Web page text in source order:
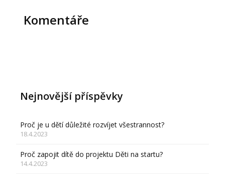
Komentáře
Nejnovější příspěvky
Proč je u dětí důležité rozvíjet všestrannost?
18.4.2023
Proč zapojit dítě do projektu Děti na startu?
14.4.2023